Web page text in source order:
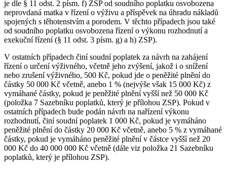
je dle § 11 odst. 2 písm. f) ZSP od soudního poplatku osvobozena
neprovdaná matka v řízení o výživu a příspěvek na úhradu nákladů
spojených s těhotenstvím a porodem. V těchto případech jsou také
od soudního poplatku osvobozena řízení o výkonu rozhodnutí a
exekuční řízení (§ 11 odst. 3 písm. g) a h) ZSP).
V ostatních případech činí soudní poplatek za návrh na zahájení
řízení o určení výživného, včetně jeho zvýšení, jakož i o snížení
nebo zrušení výživného, 500 Kč, pokud jde o peněžité plnění do
částky 50 000 Kč včetně, anebo 1 % (nejvýše však 15 000 Kč) z
vymáhané částky, pokud je peněžité plnění vyšší než 50 000 Kč
(položka 7 Sazebníku poplatků, který je přílohou ZSP). Pokud v
ostatních případech bude podán návrh na nařízení výkonu
rozhodnutí, činí soudní poplatek 1 000 Kč, pokud je vymáháno
peněžité plnění do částky 20 000 Kč včetně, anebo 5 % z vymáhané
částky, pokud je vymáháno peněžité plnění v částce vyšší než 20
000 Kč do 40 000 000 Kč včetně (dále viz položka 21 Sazebníku
poplatků, který je přílohou ZSP).